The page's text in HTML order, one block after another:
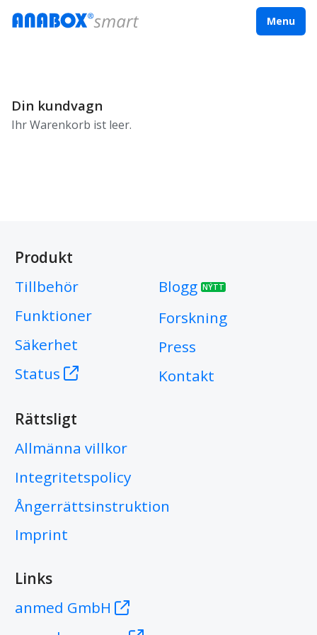
Menu
Din kundvagn
Ihr Warenkorb ist leer.
Produkt
Tillbehör
Funktioner
Säkerhet
Status
Blogg NÝTT
Forskning
Press
Kontakt
Rättsligt
Allmänna villkor
Integritetspolicy
Ångerrättsinstruktion
Imprint
Links
anmed GmbH